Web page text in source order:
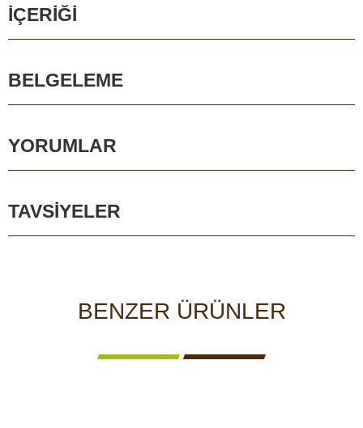
İÇERIĞI
BELGELEME
YORUMLAR
TAVSIYELER
BENZER ÜRÜNLER